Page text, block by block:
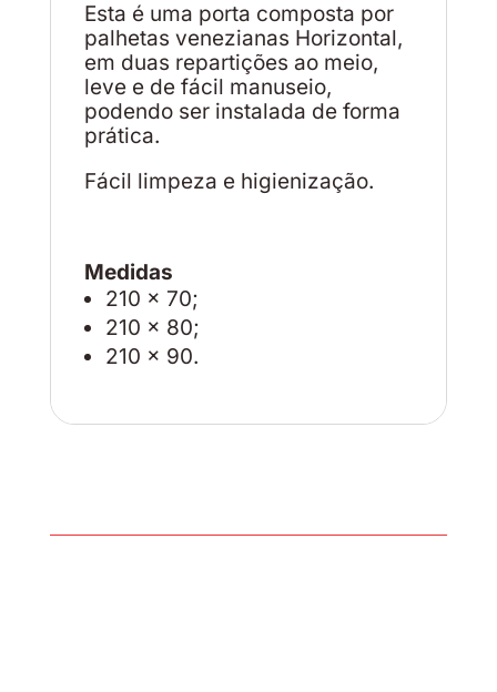
Esta é uma porta composta por
palhetas venezianas Horizontal,
em duas repartições ao meio,
leve e de fácil manuseio,
podendo ser instalada de forma
prática.
Fácil limpeza e higienização.
Medidas
210 x 70;
210 x 80;
210 x 90.